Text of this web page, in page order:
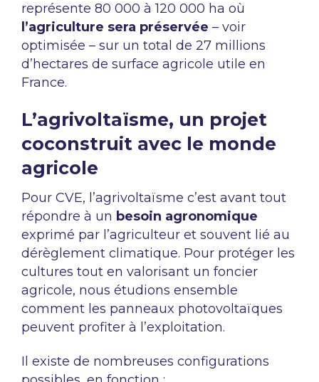
représente 80 000 à 120 000 ha où
l’agriculture sera préservée – voir
optimisée – sur un total de 27 millions
d’hectares de surface agricole utile en
France.
L’agrivoltaïsme, un projet
coconstruit avec le monde
agricole
Pour CVE, l’agrivoltaïsme c’est avant tout
répondre à un besoin agronomique
exprimé par l’agriculteur et souvent lié au
dérèglement climatique. Pour protéger les
cultures tout en valorisant un foncier
agricole, nous étudions ensemble
comment les panneaux photovoltaïques
peuvent profiter à l’exploitation.
Il existe de nombreuses configurations